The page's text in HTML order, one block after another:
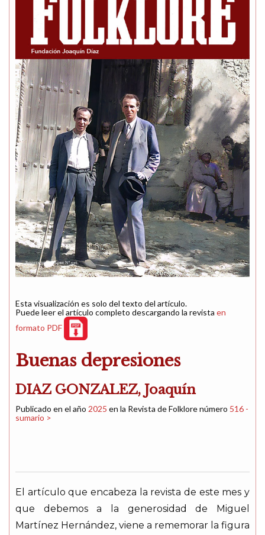
Esta visualización es solo del texto del artículo.
Puede leer el artículo completo descargando la revista en
formato PDF
Buenas depresiones
DIAZ GONZALEZ, Joaquín
Publicado en el año 2025 en la Revista de Folklore número 516 -
sumario >
El artículo que encabeza la revista de este mes y
que debemos a la generosidad de Miguel
Martínez Hernández, viene a rememorar la figura